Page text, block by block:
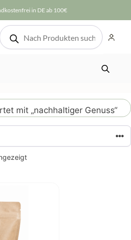
in DE ab 100€
Products
search
mit „nachhaltiger Genuss“
Nach